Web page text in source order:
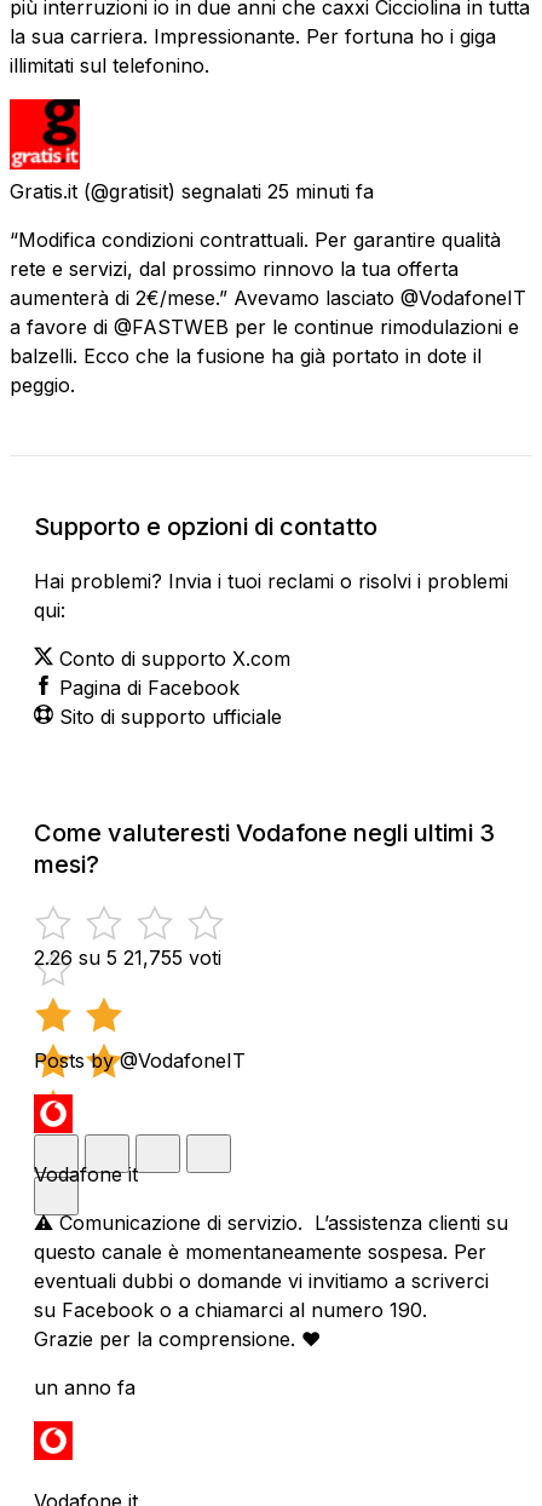
più interruzioni io in due anni che caxxi Cicciolina in tutta
la sua carriera. Impressionante. Per fortuna ho i giga
illimitati sul telefonino.
Gratis.it (@gratisit) segnalati 25 minuti fa
“Modifica condizioni contrattuali. Per garantire qualità
rete e servizi, dal prossimo rinnovo la tua offerta
aumenterà di 2€/mese.” Avevamo lasciato @VodafoneIT
a favore di @FASTWEB per le continue rimodulazioni e
balzelli. Ecco che la fusione ha già portato in dote il
peggio.
Supporto e opzioni di contatto
Hai problemi? Invia i tuoi reclami o risolvi i problemi
qui:
Conto di supporto X.com
Pagina di Facebook
Sito di supporto ufficiale
Come valuteresti Vodafone negli ultimi 3
mesi?
2.26 su 5 21,755 voti
Posts by @VodafoneIT
Vodafone it
⚠️ Comunicazione di servizio. L’assistenza clienti su
questo canale è momentaneamente sospesa. Per
eventuali dubbi o domande vi invitiamo a scriverci
su Facebook o a chiamarci al numero 190.
Grazie per la comprensione. ❤️
un anno fa
Vodafone it